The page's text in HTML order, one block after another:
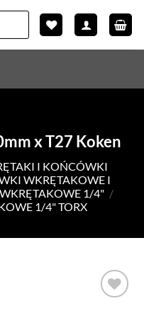
x T27 Koken
I KOŃCÓWKI
WKRĘTAKOWE I
1/4" /
1/4" TORX